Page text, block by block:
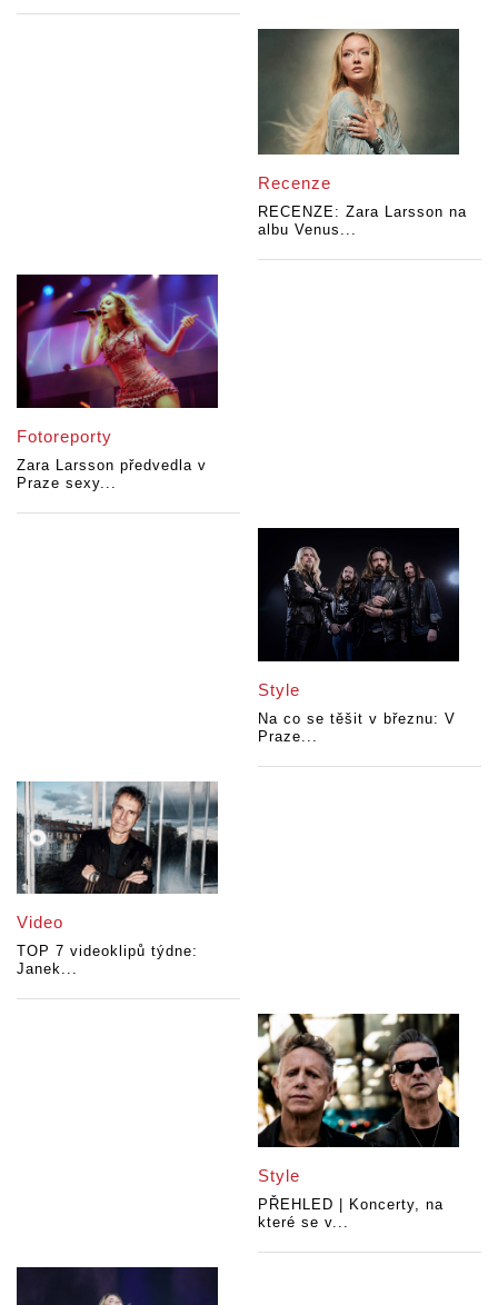
Recenze
RECENZE: Zara Larsson na
albu Venus...
Fotoreporty
Zara Larsson předvedla v
Praze sexy...
Style
Na co se těšit v březnu: V
Praze...
Video
TOP 7 videoklipů týdne:
Janek...
Style
PŘEHLED | Koncerty, na
které se v...